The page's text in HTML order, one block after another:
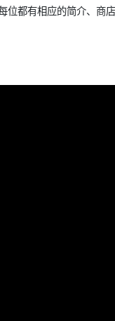
位都有相应的简介、商